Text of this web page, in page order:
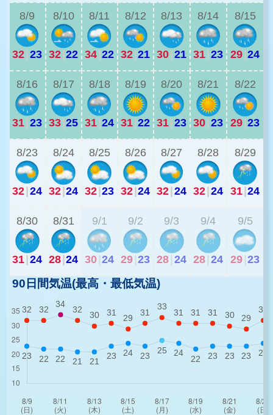
8/9
32 23
8/10
32 22
8/11
34 22
8/12
32 21
8/13
30 21
8/14
31 23
8/15
29 24
8/16
31 23
8/17
33 25
8/18
31 24
8/19
31 22
8/20
31 23
8/21
30 23
8/22
29 23
8/23
32 24
8/24
32 24
8/25
32 23
8/26
32 24
8/27
32 24
8/28
32 24
8/29
31 24
8/30
31 24
8/31
28 24
9/1
30 24
9/2
29 23
9/3
28 24
9/4
28 24
9/5
29 23
90日間気温(最高・最低気温)